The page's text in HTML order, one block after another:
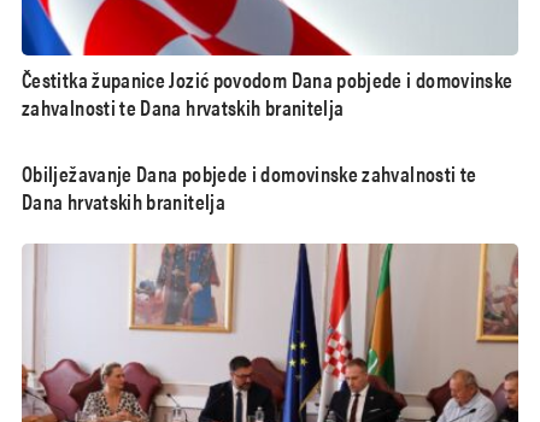
Čestitka županice Jozić povodom Dana pobjede i domovinske
zahvalnosti te Dana hrvatskih branitelja
Obilježavanje Dana pobjede i domovinske zahvalnosti te
Dana hrvatskih branitelja